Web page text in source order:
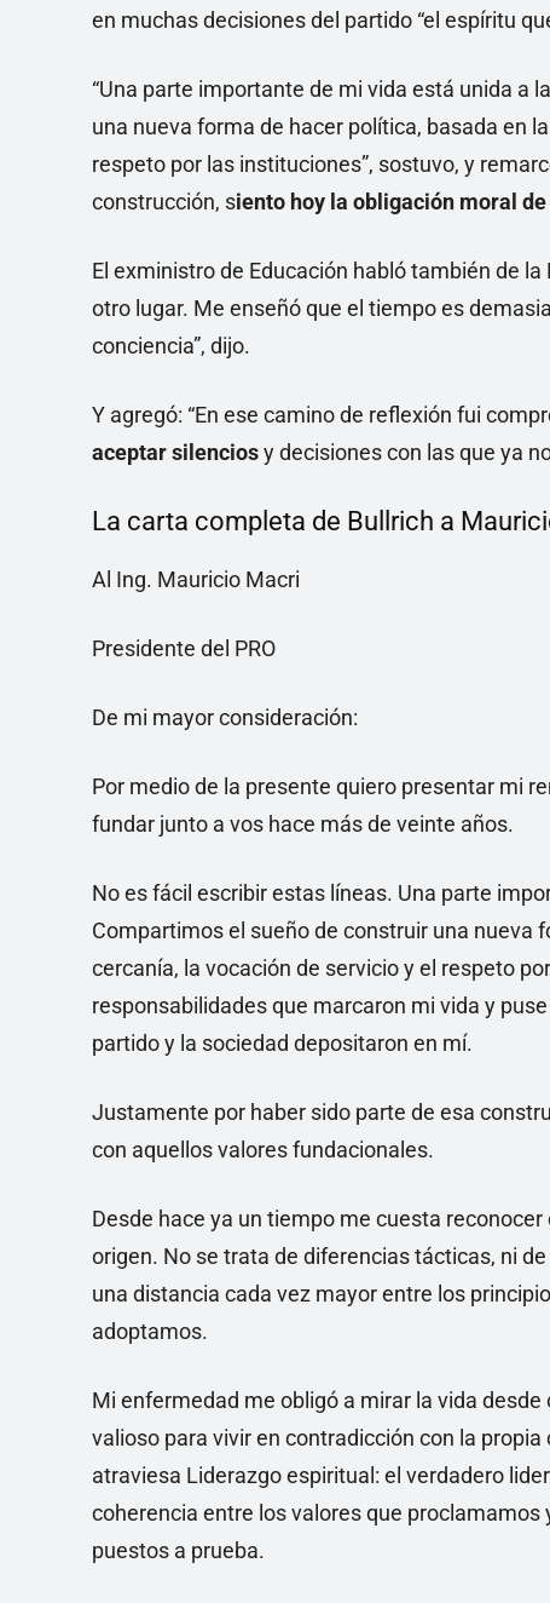
en muchas decisiones del partido “el espíritu
“Una parte importante de mi vida está unida a
una nueva forma de hacer política, basada en
respeto por las instituciones”, sostuvo, y
construcción, siento hoy la obligación moral
El exministro de Educación habló también de
otro lugar. Me enseñó que el tiempo es
conciencia”, dijo.
Y agregó: “En ese camino de reflexión fui
aceptar silenciosy decisiones con las que ya
La carta completa de Bullrich a
Al Ing. Mauricio Macri
Presidente del PRO
De mi mayor consideración:
Por medio de la presente quiero presentar mi
fundar junto a vos hace más de veinte años.
No es fácil escribir estas líneas. Una parte
Compartimos el sueño de construir una nueva
cercanía, la vocación de servicio y el respeto
responsabilidades que marcaron mi vida y
partido y la sociedad depositaron en mí.
Justamente por haber sido parte de esa
con aquellos valores fundacionales.
Desde hace ya un tiempo me cuesta
origen. No se trata de diferencias tácticas, ni
una distancia cada vez mayor entre los
adoptamos.
Mi enfermedad me obligó a mirar la vida
valioso para vivir en contradicción con la
atraviesa Liderazgo espiritual: el verdadero
coherencia entre los valores que
puestos a prueba.